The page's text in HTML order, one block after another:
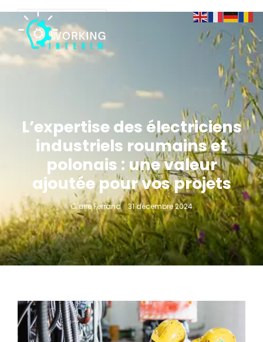
L’expertise des électriciens
industriels roumains et
polonais : une valeur
ajoutée pour vos projets
Claire Ferrand 31 décembre 2024